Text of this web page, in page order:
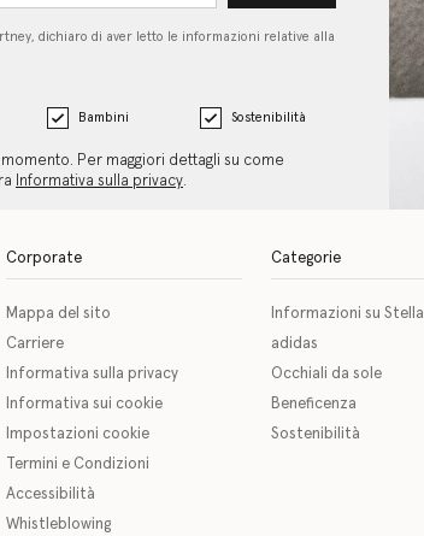
dichiaro di aver letto le informazioni relative alla
Bambini Sostenibilità
Per maggiori dettagli su come
Informativa sulla privacy.
Corporate
Mappa del sito
Carriere
Informativa sulla privacy
Informativa sui cookie
Impostazioni cookie
Termini e Condizioni
Accessibilità
Whistleblowing
Categorie
Informazioni su Stella
adidas
Occhiali da sole
Beneficenza
Sostenibilità